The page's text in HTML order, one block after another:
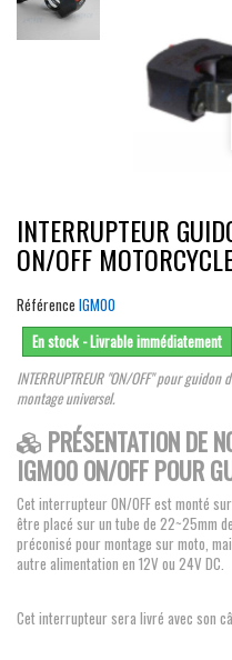
INTERRUPTEUR
ON/OFF
Référence IGM00
En stock - Livrable immédiatement
INTERRUPTREUR "ON/OFF" pour
montage universel.
PRÉSENTATION DE
IGM00 ON/OFF POUR
Cet interrupteur ON/OFF est monté
être placé sur un tube de 22~25mm
préconisé pour montage sur moto,
autre alimentation en 12V ou 24V DC.
Cet interrupteur sera livré avec son